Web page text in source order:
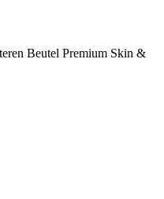
Beutel Premium Skin &